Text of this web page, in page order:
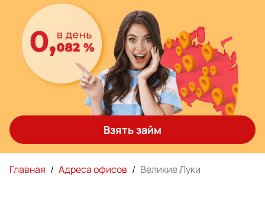
Взять займ
Главная / Адреса офисов / Великие Луки